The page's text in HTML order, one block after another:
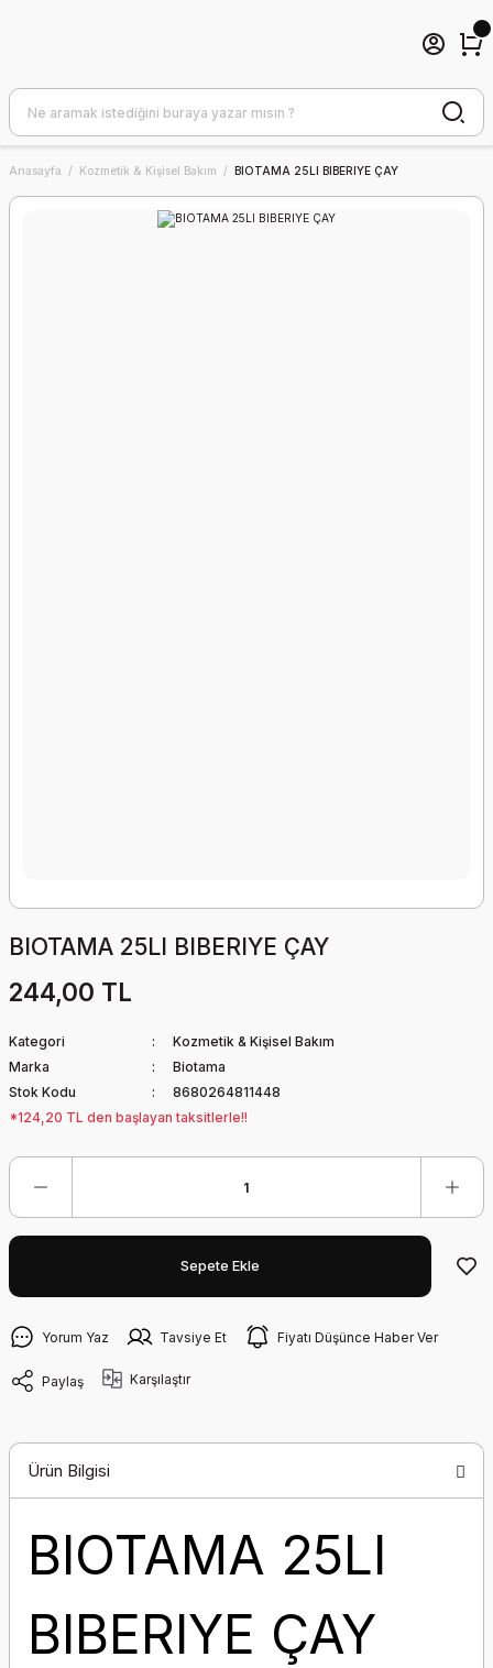
Anasayfa Kozmetik & Kişisel Bakım BIOTAMA 25LI BIBERIYE ÇAY
BIOTAMA 25LI BIBERIYE ÇAY
244,00 TL
Kategori
Kozmetik & Kişisel Bakım
Marka
Biotama
Stok Kodu
8680264811448
*124,20 TL den başlayan taksitlerle!!
Sepete Ekle
Yorum Yaz Tavsiye Et Fiyatı Düşünce Haber Ver
Paylaş Karşılaştır
Ürün Bilgisi
BIOTAMA 25LI
BIBERIYE ÇAY